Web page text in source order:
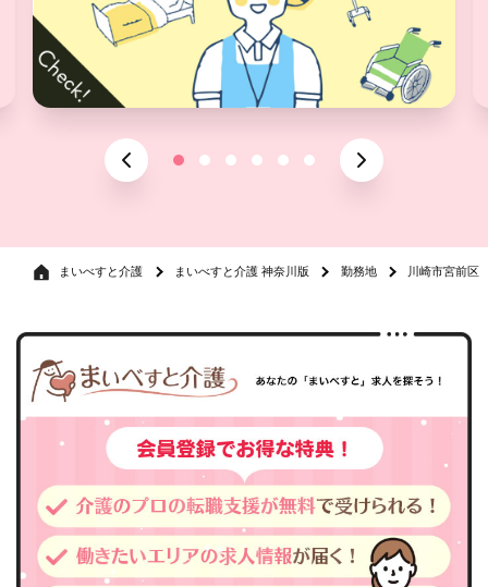
まいべすと介護 まいべすと介護 神奈川版 勤務地 川崎市宮前区